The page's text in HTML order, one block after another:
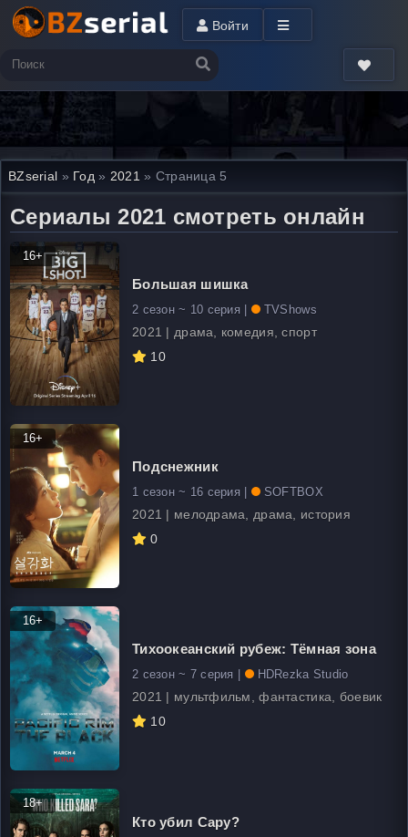
Войти
BZserial » Год » 2021 » Страница 5
Сериалы 2021 смотреть онлайн
16+
Большая шишка
2 сезон ~ 10 серия | TVShows
2021 | драма, комедия, спорт
10
16+
Подснежник
1 сезон ~ 16 серия | SOFTBOX
2021 | мелодрама, драма, история
0
16+
Тихоокеанский рубеж: Тёмная зона
2 сезон ~ 7 серия | HDRezka Studio
2021 | мультфильм, фантастика, боевик
10
18+
Кто убил Сару?